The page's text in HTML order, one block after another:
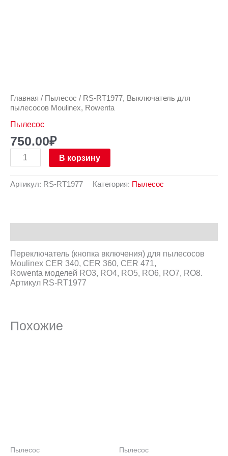
Главная / Пылесос / RS-RT1977, Выключатель для
пылесосов Moulinex, Rowenta
Пылесос
750.00₽
В корзину
Артикул: RS-RT1977 Категория: Пылесос
Переключатель (кнопка включения) для пылесосов
Moulinex CER 340, CER 360, CER 471,
Rowenta моделей RO3, RO4, RO5, RO6, RO7, RO8.
Артикул RS-RT1977
Похожие
Пылесос Пылесос